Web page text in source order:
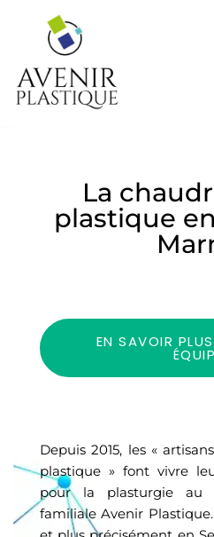
au
contenu
La
plastique
EN SAVOIR
Depuis 2015, les «
plastique » font vivre
pour la plasturgie au
familiale Avenir